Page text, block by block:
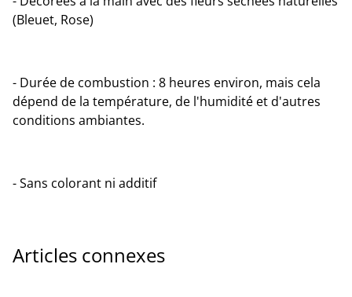
(Bleuet, Rose)
- Durée de combustion : 8 heures environ, mais cela
dépend de la température, de l'humidité et d'autres
conditions ambiantes.
- Sans colorant ni additif
Articles connexes